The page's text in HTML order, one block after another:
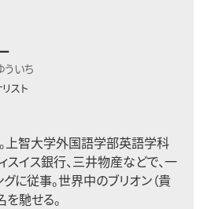
ういち
スト
上智大学外国語学部英語学科
スイス銀行、三井物産などで、一
に従事。世界中のブリオン（貴
馳せる。